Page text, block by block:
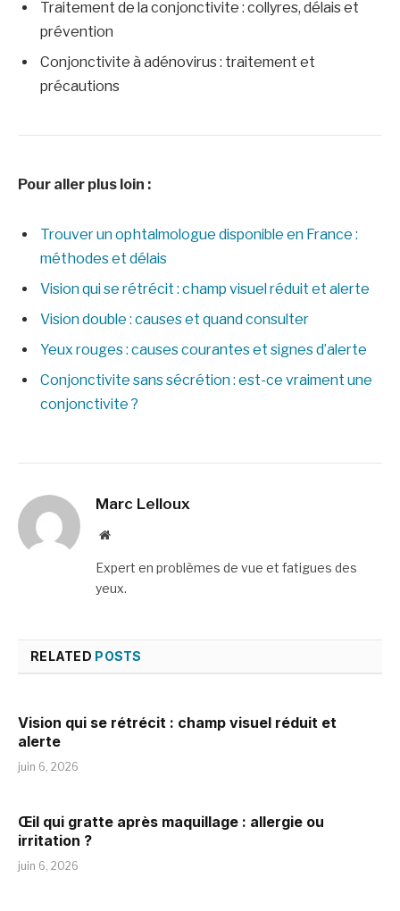
Traitement de la conjonctivite : collyres, délais et
prévention
Conjonctivite à adénovirus : traitement et
précautions
Pour aller plus loin :
Trouver un ophtalmologue disponible en France :
méthodes et délais
Vision qui se rétrécit : champ visuel réduit et alerte
Vision double : causes et quand consulter
Yeux rouges : causes courantes et signes d’alerte
Conjonctivite sans sécrétion : est-ce vraiment une
conjonctivite ?
Marc Lelloux
Website
Expert en problèmes de vue et fatigues des
yeux.
RELATED POSTS
Vision qui se rétrécit : champ visuel réduit et
alerte
juin 6, 2026
Œil qui gratte après maquillage : allergie ou
irritation ?
juin 6, 2026